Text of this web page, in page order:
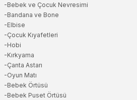
-Bebek ve Çocuk Nevresimi
-Bandana ve Bone
-Elbise
-Çocuk Kıyafetleri
-Hobi
-Kırkyama
-Çanta Astarı
-Oyun Matı
-Bebek Örtüsü
-Bebek Puset Örtüsü